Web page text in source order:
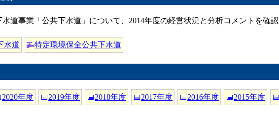
道事業「公共下水道」について、2014年度の経営状況と分析コメントを確認
水道 特定環境保全公共下水道
2020年度 📅2019年度 📅2018年度 📅2017年度 📅2016年度 📅2015年度 📅